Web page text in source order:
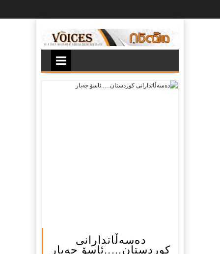
ده‌سه‌ڵاتدارانی
کوردستان…..ئاسۆ جه‌بار